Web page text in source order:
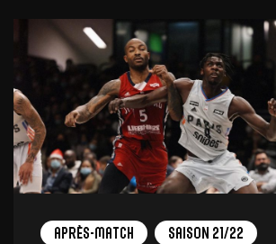
Après-match Saison 21/22